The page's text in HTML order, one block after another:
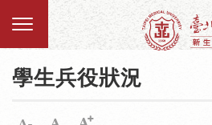
學生兵役狀況